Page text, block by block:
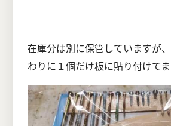
在庫分は別に保管していますが
わりに１個だけ板に貼り付けてま